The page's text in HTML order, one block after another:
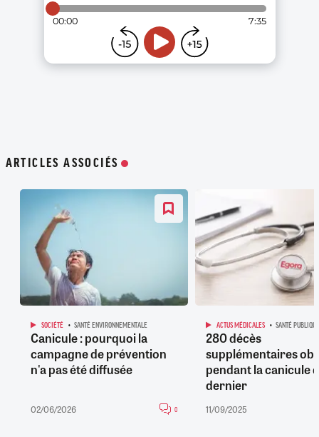
ARTICLES ASSOCIÉS
SOCIÉTÉ SANTÉ ENVIRONNEMENTALE
Canicule : pourquoi la
campagne de prévention
n'a pas été diffusée
02/06/2026 0
ACTUS MÉDICALES SANTÉ PUBLIQUE
280 décès
supplémentaires
pendant la canicule
dernier
11/09/2025